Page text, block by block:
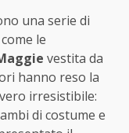
una serie di
le
vestita da
hanno reso la
irresistibile:
di costume e